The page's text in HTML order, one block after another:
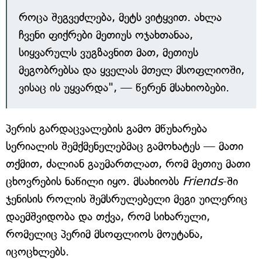
როცა შეგვეძლება, მეტს ვიტყვით. ახლა
ჩვენი ფიქრები მეთიუს ოჯახთანაა,
სიყვარულს ვუგზავნით მათ, მეთიუს
მეგობრებსა და ყველას მთელ მსოფლიოში,
ვისაც ის უყვარდა", — წერენ მსახიობები.
პერის გარდაცვალების გამო მწუხარება
სერიალის შემქმენელებმაც გამოხატეს — მათი
თქმით, ძალიან გაუმართლათ, რომ მეთიუ მათი
ცხოვრების ნაწილი იყო. მსახიობს Friends-ში
ჯენისის როლის შემსრულებელი მეგი უილერიც
დაემშვიდობა და თქვა, რომ სიხარული,
რომელიც პერიმ მსოფლიოს მოუტანა,
იცოცხლებს.